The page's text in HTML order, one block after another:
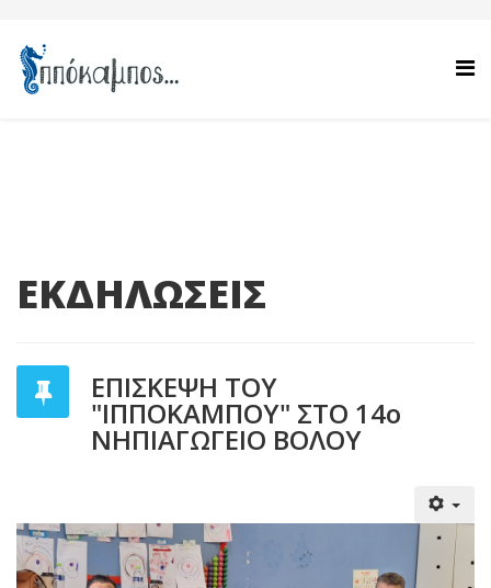
ΕΚΔΗΛΩΣΕΙΣ
ΕΠΙΣΚΕΨΗ ΤΟΥ
"ΙΠΠΟΚΑΜΠΟΥ" ΣΤΟ 14ο
ΝΗΠΙΑΓΩΓΕΙΟ ΒΟΛΟΥ